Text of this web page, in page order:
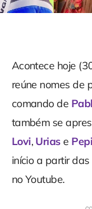
Acontece hoje
reúne nomes de
comando de
também se
Lovi, Urias e
início a partir
no Youtube.